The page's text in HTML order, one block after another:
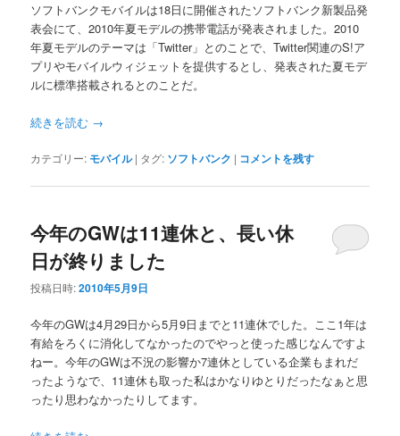
ソフトバンクモバイルは18日に開催されたソフトバンク新製品発
表会にて、2010年夏モデルの携帯電話が発表されました。2010
年夏モデルのテーマは「Twitter」とのことで、Twitter関連のS!ア
プリやモバイルウィジェットを提供するとし、発表された夏モデ
ルに標準搭載されるとのことだ。
続きを読む →
カテゴリー: モバイル | タグ: ソフトバンク | コメントを残す
今年のGWは11連休と、長い休
日が終りました
投稿日時:2010年5月9日
今年のGWは4月29日から5月9日までと11連休でした。ここ1年は
有給をろくに消化してなかったのでやっと使った感じなんですよ
ねー。今年のGWは不況の影響か7連休としている企業もまれだ
ったようなで、11連休も取った私はかなりゆとりだったなぁと思
ったり思わなかったりしてます。